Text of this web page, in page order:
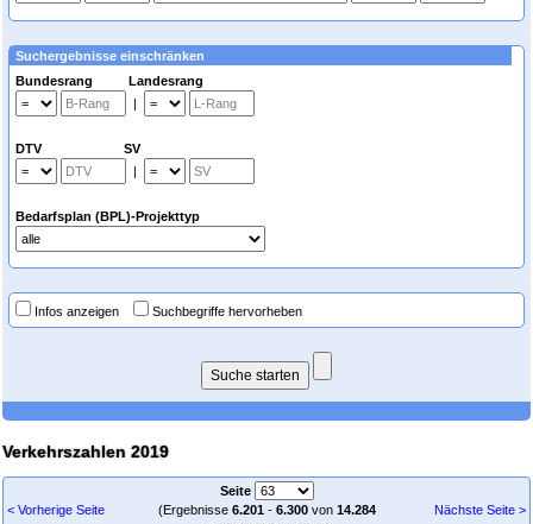
Suchergebnisse einschränken
Bundesrang Landesrang
|
DTV SV
|
Bedarfsplan (BPL)-Projekttyp
Infos anzeigen Suchbegriffe hervorheben
Verkehrszahlen 2019
< Vorherige Seite
Seite
(Ergebnisse 6.201- 6.300von 14.284
Nächste Seite >